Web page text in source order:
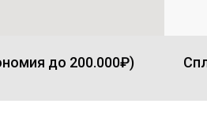
до 200.000₽)